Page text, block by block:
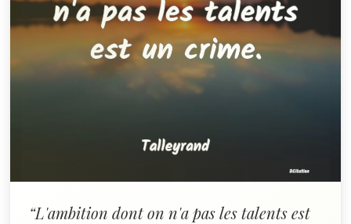
“L'ambition dont on n'a pas les talents est